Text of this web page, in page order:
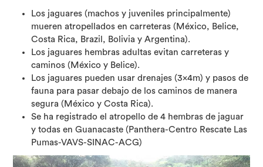
Los jaguares (machos y juveniles principalmente)
mueren atropellados en carreteras (México, Belice,
Costa Rica, Brazil, Bolivia y Argentina).
Los jaguares hembras adultas evitan carreteras y
caminos (México y Belice).
Los jaguares pueden usar drenajes (3x4m) y pasos de
fauna para pasar debajo de los caminos de manera
segura (México y Costa Rica).
Se ha registrado el atropello de 4 hembras de jaguar
y todas en Guanacaste (Panthera-Centro Rescate Las
Pumas-VAVS-SINAC-ACG)